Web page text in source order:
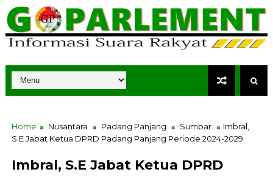
Home Nusantara Padang Panjang Sumbar
Imbral,
S.E Jabat Ketua DPRD Padang Panjang Periode 2024-2029
Imbral, S.E Jabat Ketua DPRD